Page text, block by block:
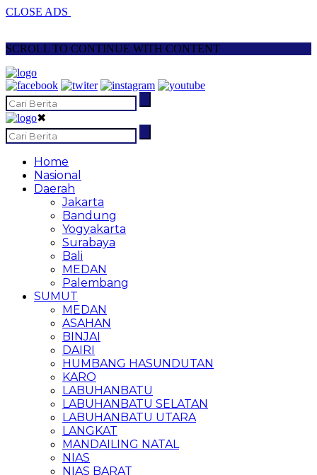
CLOSE ADS
SCROLL TO CONTINUE WITH CONTENT
✖
Home
Nasional
Daerah
Jakarta
Bandung
Yogyakarta
Surabaya
Bali
MEDAN
Palembang
SUMUT
MEDAN
ASAHAN
BINJAI
DAIRI
HUMBANG HASUNDUTAN
KARO
LABUHANBATU
LABUHANBATU SELATAN
LABUHANBATU UTARA
LANGKAT
MANDAILING NATAL
NIAS
NIAS BARAT